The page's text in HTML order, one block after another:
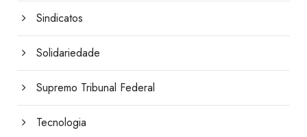
Sindicatos
Solidariedade
Supremo Tribunal Federal
Tecnologia